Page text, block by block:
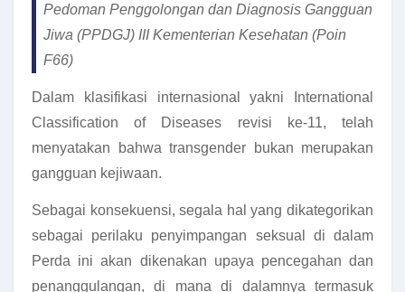
Pedoman Penggolongan dan Diagnosis Gangguan
Jiwa (PPDGJ) III Kementerian Kesehatan (Poin
F66)
Dalam klasifikasi internasional yakni International
Classification of Diseases revisi ke-11, telah
menyatakan bahwa transgender bukan merupakan
gangguan kejiwaan.
Sebagai konsekuensi, segala hal yang dikategorikan
sebagai perilaku penyimpangan seksual di dalam
Perda ini akan dikenakan upaya pencegahan dan
penanggulangan, di mana di dalamnya termasuk